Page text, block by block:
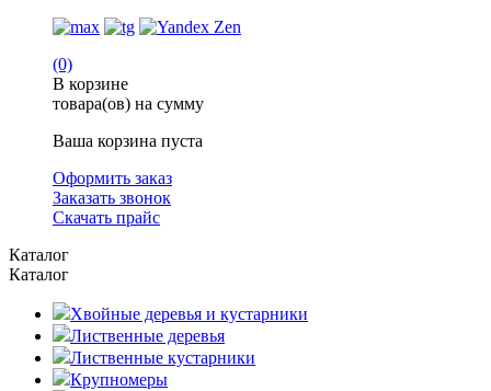
(0)
В корзине
товара(ов) на сумму
Ваша корзина пуста
Оформить заказ
Заказать звонок
Скачать прайс
Каталог
Каталог
Хвойные деревья и кустарники
Лиственные деревья
Лиственные кустарники
Крупномеры